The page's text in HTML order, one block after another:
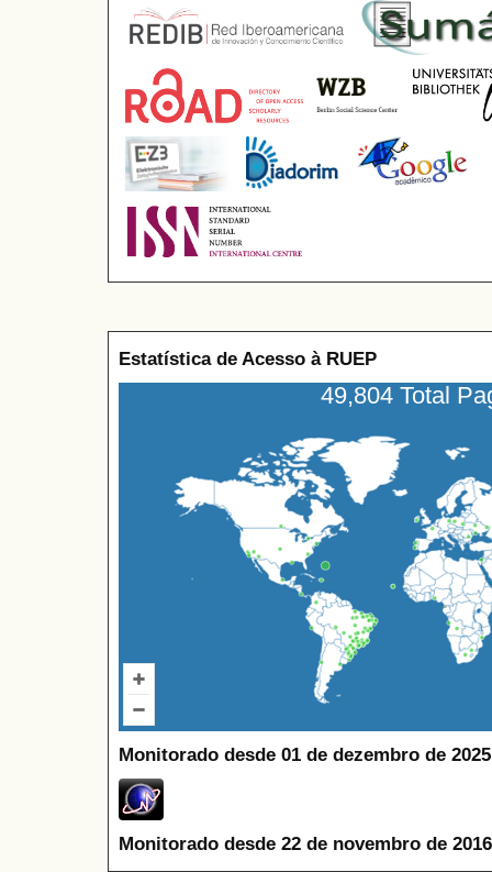
Estatística de Acesso à RUEP
49,804 Total
Monitorado desde 01 de dezembro de
Monitorado desde 22 de novembro de